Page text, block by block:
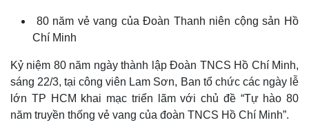
80 năm vẻ vang của Đoàn Thanh niên cộng sản Hồ
Chí Minh
Kỷ niệm 80 năm ngày thành lập Đoàn TNCS Hồ Chí Minh,
sáng 22/3, tại công viên Lam Sơn, Ban tổ chức các ngày lễ
lớn TP HCM khai mạc triển lãm với chủ đề “Tự hào 80
năm truyền thống vẻ vang của đoàn TNCS Hồ Chí Minh”.